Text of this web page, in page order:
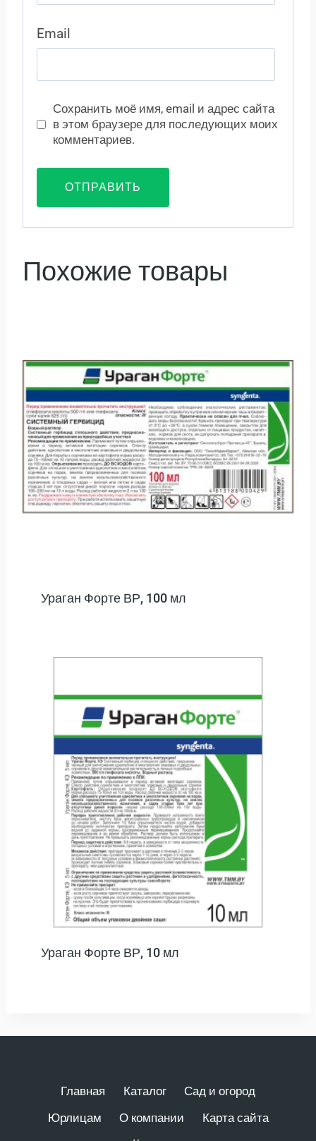
Email
Сохранить моё имя, email и адрес сайта
в этом браузере для последующих моих
комментариев.
Похожие товары
Ураган Форте ВР, 100 мл
Ураган Форте ВР, 10 мл
Главная Каталог
Сад и огород
Юрлицам
О компании
Карта сайта